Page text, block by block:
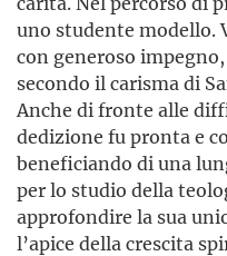
uno studente modello.
con generoso
secondo il carisma di
Anche di fronte alle
dedizione fu pronta e
beneficiando di una
per lo studio della
approfondire la sua
l’apice della crescita